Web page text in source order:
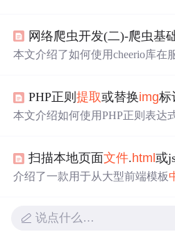
本文介绍了如何使用cheerio库在
PHP正则提取或替换img标
本文介绍如何使用PHP正则表达
扫描本地页面文件.html或
介绍了一款用于从大型前端模板
同时还具备清理项目
说点什么…